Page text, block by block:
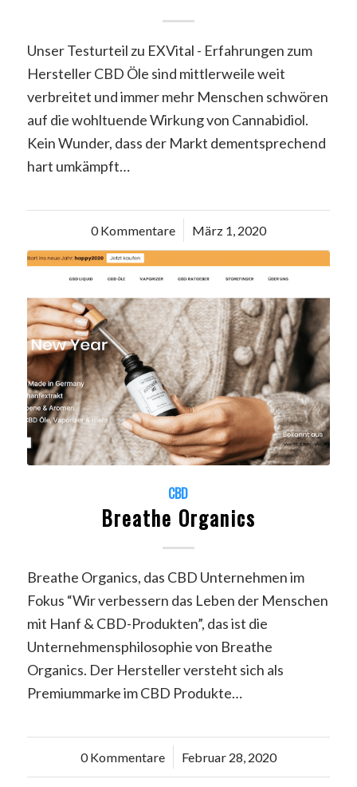
Unser Testurteil zu EXVital - Erfahrungen zum
Hersteller CBD Öle sind mittlerweile weit
verbreitet und immer mehr Menschen schwören
auf die wohltuende Wirkung von Cannabidiol.
Kein Wunder, dass der Markt dementsprechend
hart umkämpft…
0 Kommentare
/ März 1, 2020
CBD
Breathe Organics
Breathe Organics, das CBD Unternehmen im
Fokus “Wir verbessern das Leben der Menschen
mit Hanf & CBD-Produkten”, das ist die
Unternehmensphilosophie von Breathe
Organics. Der Hersteller versteht sich als
Premiummarke im CBD Produkte…
0 Kommentare
/ Februar 28, 2020